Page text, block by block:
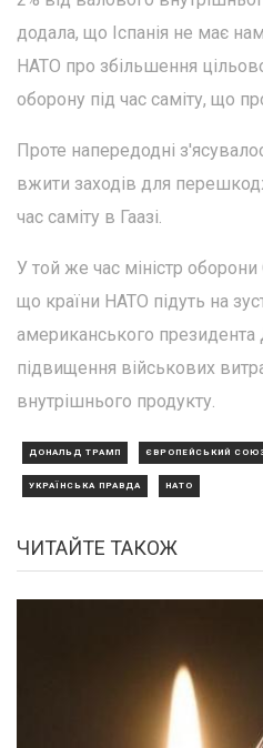
додала, що Іспанія не має
НАТО про збільшення
оборону під час саміту, що
Проте напередодні
вжити заходів для
час саміту в Гаазі.
У той же час міністр
що країни НАТО підуть на
американського
підвищення військових
внутрішнього продукту.
ДОНАЛЬД ТРАМП ЄВРОПЕЙСЬКИЙ
УКРАЇНСЬКА ПРАВДА НАТО
ЧИТАЙТЕ ТАКОЖ